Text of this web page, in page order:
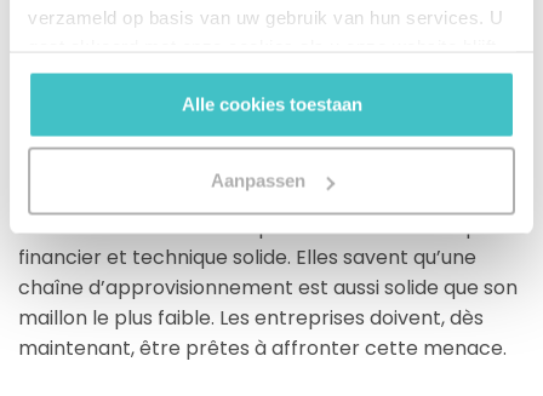
verzameld op basis van uw gebruik van hun services. U
gebruiken.
Alle cookies toestaan
Aanpassen
d’approvisionnement ne feront que grimper. Les
étrangers s’adonnent à des activités illégales en vue
de gains, à des actes de sabotage d’infrastructure,
au vol de propriété intellectuelle et au piratage de
systèmes IT. Parmi les personnes et les entités qui
cherchent à nuire aux chaînes d’approvisionnement,
nombreuses sont celles qui bénéficient d’un capital
financier et technique solide. Elles savent qu’une
chaîne d’approvisionnement est aussi solide que son
maillon le plus faible. Les entreprises doivent, dès
maintenant, être prêtes à affronter cette menace.